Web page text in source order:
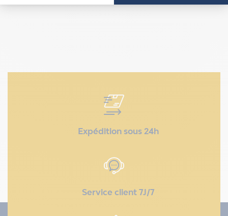
Expédition sous 24h
Service client 7J/7